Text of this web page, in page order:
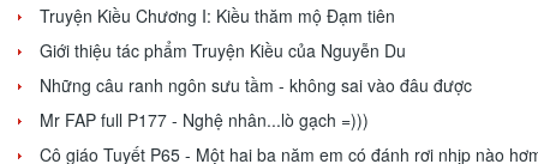
Truyện Kiều Chương I: Kiều thăm mộ Đạm tiên
Giới thiệu tác phẩm Truyện Kiều của Nguyễn Du
Những câu ranh ngôn sưu tầm - không sai vào đâu được
Mr FAP full P177 - Nghệ nhân...lò gạch =)))
Cô giáo Tuyết P65 - Một hai ba năm em có đánh rơi nhịp nào